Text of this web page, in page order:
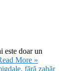
este doar un
More »